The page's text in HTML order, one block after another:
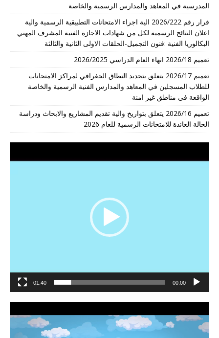
المدرسية في المعاهد والمدارس الرسمية والخاصة
قرار رقم 2026/222 الية اجراء الامتحانات التطبيقية الرسمية والية
اعلان النتائج الرسمية لكل من شهادات الاجازة الفنية المشرف المهني
البكالوريا الفنية :فنون التجميل-الحلقات الاولى الثانية والثالثة
تعميم 2026/18 انهاء العام الدراسي 2026/2025
تعميم 2026/17 يتعلق بتحديد النطاق الجغرافي لمراكز الامتحانات
للطلاب المسجلين في المعاهد والمدارس الفنية الرسمية والخاصة
الواقعة في مناطق غير امنة
تعميم 2026/16 يتعلق بتواريخ والية تقديم المشاريع والابحاث ودراسة
الحالة العائدة للامتحانات الرسمية للعام 2026
00:00
01:40
الفيديو